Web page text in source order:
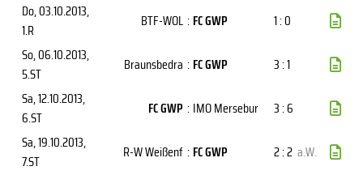
Do, 03.10.2013,
1.R
BTF-WOL : FC GWP
1 : 0
So, 06.10.2013,
5.ST
Braunsbedra : FC GWP
3 : 1
Sa, 12.10.2013,
6.ST
FC GWP : IMO Mersebur
3 : 6
Sa, 19.10.2013,
7.ST
R-W Weißenf : FC GWP 2 : 2 a.W.